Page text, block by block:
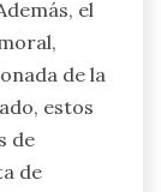
llevar
de la
a ser